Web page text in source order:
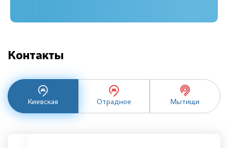
Контакты
Киевская Отрадное Мытищи